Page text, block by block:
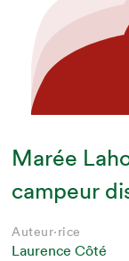
Marée
campeur
Auteur·rice
Laurence Côté